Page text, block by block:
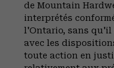
de Mountain
interprétés
l'Ontario, sans qu'il
avec les
toute action en